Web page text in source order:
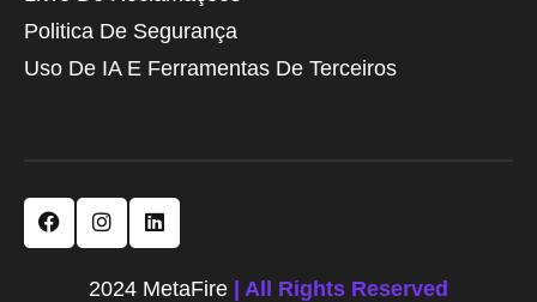
Politica De Segurança
Uso De IA E Ferramentas De Terceiros
2024 MetaFire | All Rights Reserved